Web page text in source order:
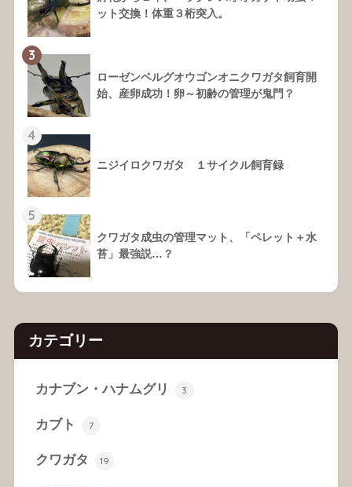
ット交換！体重３桁突入。
3
ローゼンベルグオウゴンオニクワガタ飼育開
始、産卵成功！卵～初齢の管理が鬼門？
4
ニジイロクワガタ １サイクル飼育録
5
クワガタ成虫の管理マット、「ペレット＋水
苔」最強説…？
カテゴリー
カナブン・ハナムグリ 3
カブト 7
クワガタ 19